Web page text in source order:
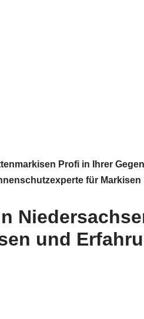
Profi in Ihrer
für
und